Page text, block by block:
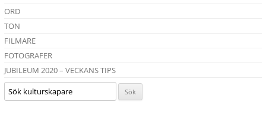
ORD
TON
FILMARE
FOTOGRAFER
JUBILEUM 2020 – VECKANS TIPS